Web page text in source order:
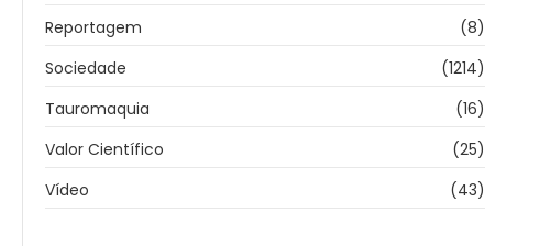
Reportagem
(8)
Sociedade
(1214)
Tauromaquia
(16)
Valor Científico
(25)
Vídeo
(43)